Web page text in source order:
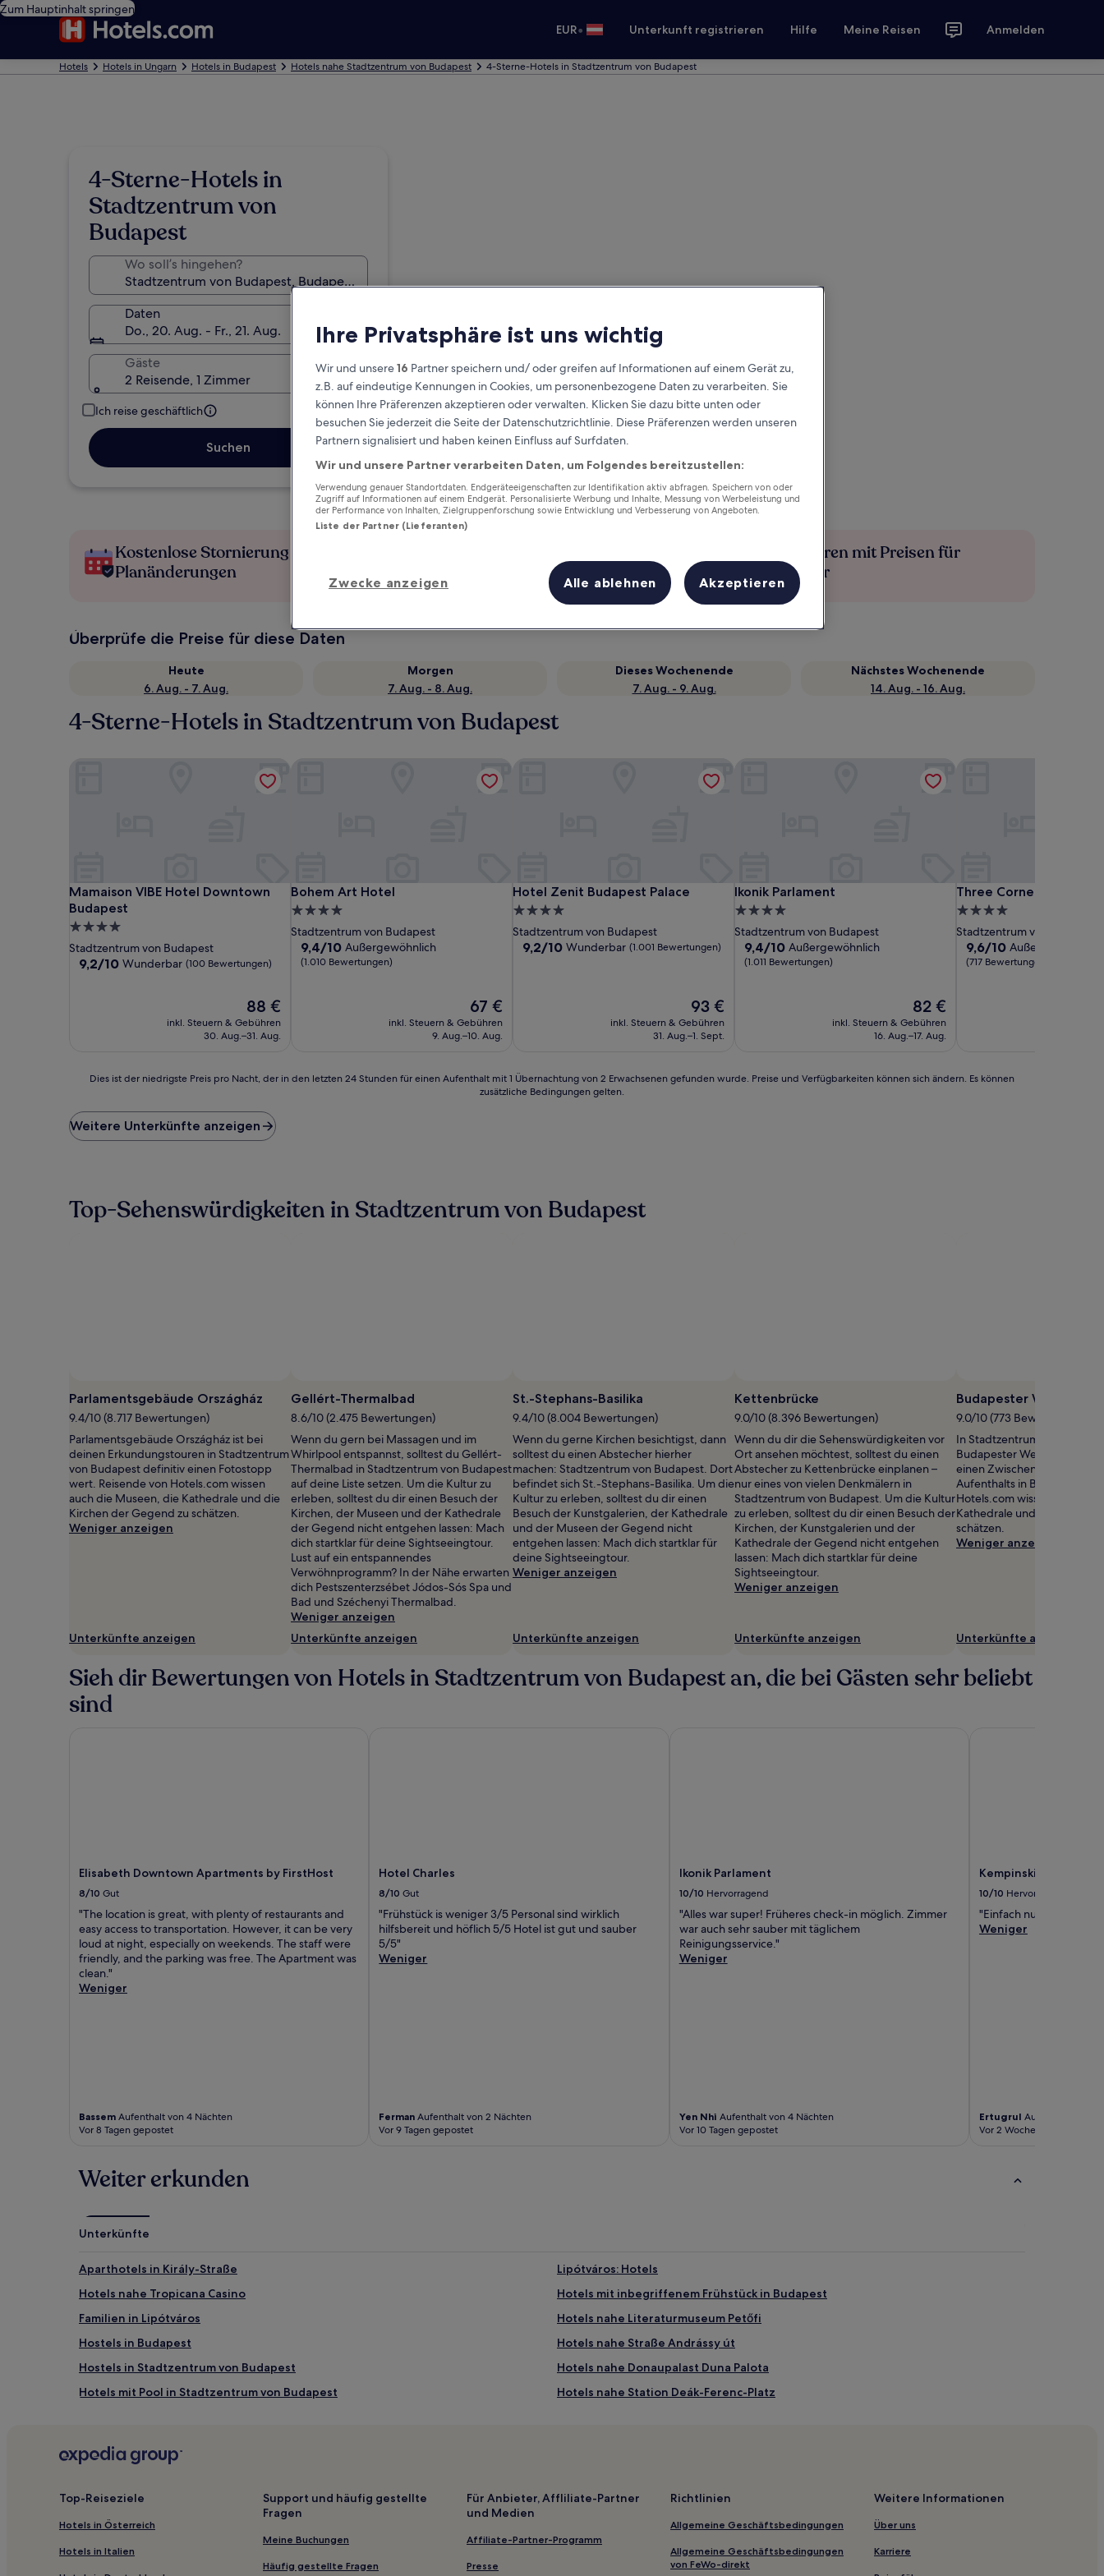
Zum Hauptinhalt springen
EUR• Unterkunft registrieren Hilfe Meine Reisen Anmelden
Hotels Hotels in Ungarn Hotels in Budapest Hotels nahe Stadtzentrum von Budapest 4-Sterne-Hotels in Stadtzentrum von Budapest
4-Sterne-Hotels in
Stadtzentrum von
Budapest
Wo soll’s hingehen?
Daten
Do., 20. Aug. - Fr., 21. Aug.
Gäste
2 Reisende, 1 Zimmer
Ich reise geschäftlich
Suchen
Kostenlose Stornierung bei
Planänderungen
wahrgenommene Übernachtung
Mehr sparen mit Preisen für
Mitglieder
Überprüfe die Preise für diese Daten
Heute
6. Aug. - 7. Aug.
Morgen
7. Aug. - 8. Aug.
Dieses Wochenende
7. Aug. - 9. Aug.
Nächstes Wochenende
14. Aug. - 16. Aug.
4-Sterne-Hotels in Stadtzentrum von Budapest
Mamaison VIBE Hotel Downtown
Budapest
Mamaison VIBE Hotel Downtown Budapest
4.0-
Sterne-
Unterkunft
Stadtzentrum von Budapest
9.2
9,2/10 Wunderbar (100 Bewertungen)
Der
Preis
beträgt
88 €
inkl. Steuern & Gebühren
30. Aug.–31. Aug.
Mamaison VIBE Hotel Downtown Budapest
Bohem Art Hotel
Bohem Art Hotel
4.0-
Sterne-
Unterkunft
Stadtzentrum von Budapest
9.4
von
9,4/10 Außergewöhnlich
(1.010 Bewertungen)
Der
Preis
beträgt
67 €
inkl. Steuern & Gebühren
9. Aug.–10. Aug.
Hotel Zenit Budapest Palace
Hotel Zenit Budapest Palace
4.0-
Sterne-
Unterkunft
Stadtzentrum von Budapest
9.2
9,2/10 Wunderbar (1.001 Bewertungen)
Der
Preis
beträgt
93 €
inkl. Steuern & Gebühren
31. Aug.–1. Sept.
Ikonik Parlament
Ikonik Parlament
4.0-
Sterne-
Unterkunft
Stadtzentrum von Budapest
9.4
von
9,4/10 Außergewöhnlich
(1.011 Bewertungen)
Der
Preis
beträgt
82 €
inkl. Steuern & Gebühren
16. Aug.–17. Aug.
Three Corners
Three Corners
4.0-
Sterne-
Unterkunft
Stadtzentrum von Budapest
9.6
von
9,6/10 Außergewöhnlich
(717 Bewertungen)
der
niedrigste
Preis
den
letzten
und
Verfügbarkeiten
können
sich
ändern.
Es
können
zusätzliche
Bedingungen
gelten.
Dies ist der niedrigste Preis pro Nacht, der in den letzten 24 Stunden für einen Aufenthalt mit 1 Übernachtung von 2 Erwachsenen gefunden wurde. Preise und Verfügbarkeiten können sich ändern. Es können
zusätzliche Bedingungen gelten.
Weitere Unterkünfte anzeigen
Top-Sehenswürdigkeiten in Stadtzentrum von Budapest
Parlamentsgebäude Országház
9.4/10 (8.717 Bewertungen)
Parlamentsgebäude Országház ist bei
deinen Erkundungstouren in Stadtzentrum
von Budapest definitiv einen Fotostopp
wert. Reisende von Hotels.com wissen
auch die Museen, die Kathedrale und die
Kirchen der Gegend zu schätzen.
Weniger anzeigen
Unterkünfte anzeigen
Gellért-Thermalbad
8.6/10 (2.475 Bewertungen)
Wenn du gern bei Massagen und im
Whirlpool entspannst, solltest du Gellért-
Thermalbad in Stadtzentrum von Budapest
auf deine Liste setzen. Um die Kultur zu
erleben, solltest du dir einen Besuch der
Kirchen, der Museen und der Kathedrale
der Gegend nicht entgehen lassen: Mach
dich startklar für deine Sightseeingtour.
Lust auf ein entspannendes
Verwöhnprogramm? In der Nähe erwarten
dich Pestszenterzsébet Jódos-Sós Spa und
Bad und Széchenyi Thermalbad.
Weniger anzeigen
Unterkünfte anzeigen
St.-Stephans-Basilika
9.4/10 (8.004 Bewertungen)
Wenn du gerne Kirchen besichtigst, dann
solltest du einen Abstecher hierher
machen: Stadtzentrum von Budapest. Dort
befindet sich St.-Stephans-Basilika. Um die
Kultur zu erleben, solltest du dir einen
Besuch der Kunstgalerien, der Kathedrale
und der Museen der Gegend nicht
entgehen lassen: Mach dich startklar für
deine Sightseeingtour.
Weniger anzeigen
Unterkünfte anzeigen
Kettenbrücke
9.0/10 (8.396 Bewertungen)
Wenn du dir die Sehenswürdigkeiten vor
Ort ansehen möchtest, solltest du einen
Abstecher zu Kettenbrücke einplanen –
nur eines von vielen Denkmälern in
Stadtzentrum von Budapest. Um die Kultur
zu erleben, solltest du dir einen Besuch der
Kirchen, der Kunstgalerien und der
Kathedrale der Gegend nicht entgehen
lassen: Mach dich startklar für deine
Sightseeingtour.
Weniger anzeigen
Unterkünfte anzeigen
Budapester
9.0/10 (773 Bewertungen)
In Stadtzentrum von
Budapester
einen Zwischenstopp
Aufenthalts in Budapest.
Hotels.com wissen auch die
Kathedrale und die Kirchen
schätzen.
Weniger anzeigen
Unterkünfte anzeigen
Sieh dir Bewertungen von Hotels in Stadtzentrum von Budapest an, die bei Gästen sehr beliebt
sind
Elisabeth Downtown Apartments by FirstHost
8/10 Gut
"The location is great, with plenty of restaurants and
easy access to transportation. However, it can be very
loud at night, especially on weekends. The staff were
friendly, and the parking was free. The Apartment was
clean."
Weniger
Bassem Aufenthalt von 4 Nächten
Vor 8 Tagen gepostet
Hotel Charles
8/10 Gut
"Frühstück is weniger 3/5 Personal sind wirklich
hilfsbereit und höflich 5/5 Hotel ist gut und sauber
5/5"
Weniger
Ferman Aufenthalt von 2 Nächten
Vor 9 Tagen gepostet
Ikonik Parlament
10/10 Hervorragend
"Alles war super! Früheres check-in möglich. Zimmer
war auch sehr sauber mit täglichem
Reinigungsservice."
Weniger
Yen Nhi Aufenthalt von 4 Nächten
Vor 10 Tagen gepostet
Kempinski Hotel
10/10 Hervorragend
"Einfach nur super"
Weniger
Ertugrul Aufenthalt von 1
Vor 2 Wochen gepostet
Weiter erkunden
Unterkünfte
Aparthotels in Király-Straße
Lipótváros: Hotels
Hotels nahe Tropicana Casino
Hotels mit inbegriffenem Frühstück in Budapest
Familien in Lipótváros
Hotels nahe Literaturmuseum Petőfi
Hostels in Budapest
Hotels nahe Straße Andrássy út
Hostels in Stadtzentrum von Budapest
Hotels nahe Donaupalast Duna Palota
Hotels mit Pool in Stadtzentrum von Budapest
Hotels nahe Station Deák-Ferenc-Platz
Hotels mit Wellnessbereich in Stadtzentrum von Budapest
Hotels nahe Ronald Reagan Statue
Apartments in Straße Nagymező
Hotels nahe Das Chimera-Project – Galerie für zeitgenössische Kunst
Hotels mit inbegriffenem Frühstück in Stadtzentrum von Budapest
Hotels nahe Station Astoria
Top-Reiseziele
Hotels in Österreich
Hotels in Italien
Support und häufig gestellte
Fragen
Meine Buchungen
Häufig gestellte Fragen
Für Anbieter, Affliliate-Partner
und Medien
Affiliate-Partner-Programm
Presse
Richtlinien
Allgemeine Geschäftsbedingungen
Allgemeine Geschäftsbedingungen
von FeWo-direkt
Weitere Informationen
Über uns
Karriere
Ihre Privatsphäre ist uns wichtig
Wir und unsere16 Partner speichern und/ oder greifen auf Informationen auf einem Gerät zu,
z.B. auf eindeutige Kennungen in Cookies, um personenbezogene Daten zu verarbeiten. Sie
können Ihre Präferenzen akzeptieren oder verwalten. Klicken Sie dazu bitte unten oder
besuchen Sie jederzeit die Seite der Datenschutzrichtlinie. Diese Präferenzen werden unseren
Partnern signalisiert und haben keinen Einfluss auf Surfdaten.
Wir und unsere Partner verarbeiten Daten, um Folgendes bereitzustellen:
Verwendung genauer Standortdaten. Endgeräteeigenschaften zur Identifikation aktiv abfragen. Speichern von oder
Zugriff auf Informationen auf einem Endgerät. Personalisierte Werbung und Inhalte, Messung von Werbeleistung und
der Performance von Inhalten, Zielgruppenforschung sowie Entwicklung und Verbesserung von Angeboten.
Liste der Partner (Lieferanten)
Zwecke anzeigen Alle ablehnen Akzeptieren